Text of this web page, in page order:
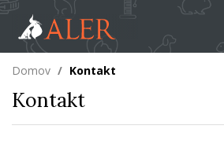
Domov / Kontakt
Kontakt